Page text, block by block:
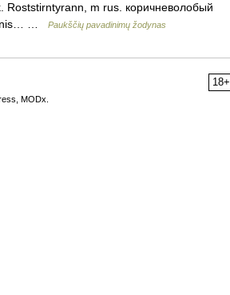
m rus. коричневолобый
…
Paukščių pavadinimų žodynas
18+
MODx.